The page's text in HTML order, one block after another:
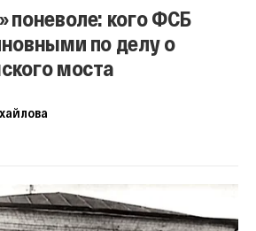
поневоле: кого ФСБ
по делу о
моста